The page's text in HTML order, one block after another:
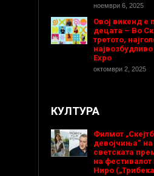
ноември 6, 2025
Овој викенд е
децата – Во
третото,
Expo
октомври 2, 2025
КУЛТУРА
Филмот
девојчиња“
светската
на
Ниро